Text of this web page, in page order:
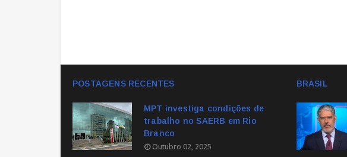
POSTAGENS RECENTES
MPT investiga condições de
trabalho no SAERB em Rio
Branco
Outubro 02, 2025
BRASIL